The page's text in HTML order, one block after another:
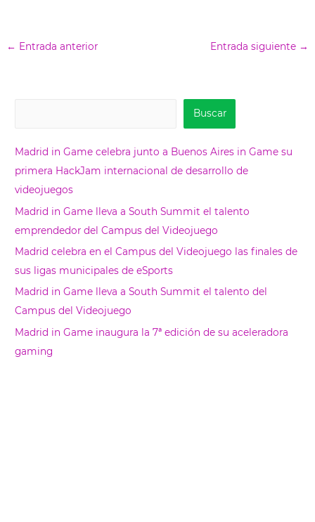
← Entrada anterior Entrada siguiente →
s
Buscar
Madrid in Game celebra junto a Buenos Aires in Game su
primera HackJam internacional de desarrollo de
videojuegos
Madrid in Game lleva a South Summit el talento
emprendedor del Campus del Videojuego
Madrid celebra en el Campus del Videojuego las finales de
sus ligas municipales de eSports
Madrid in Game lleva a South Summit el talento del
Campus del Videojuego
Madrid in Game inaugura la 7ª edición de su aceleradora
gaming